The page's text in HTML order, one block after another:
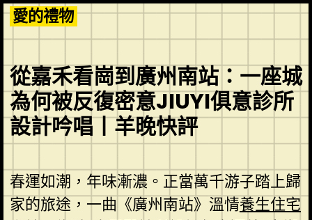
Skip
to
content
愛的禮物
從嘉禾看崗到廣州南站：一座城
為何被反復密意JIUYI俱意診所
設計吟唱丨羊晚快評
春運如潮，年味漸濃。正當萬千游子踏上歸
家的旅途，一曲《廣州南站》溫情養生住宅